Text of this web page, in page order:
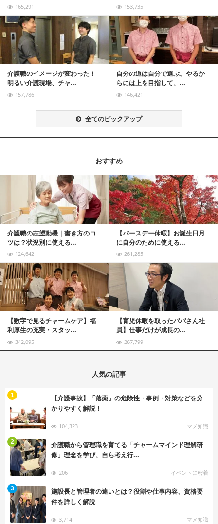
165,291 153,735
介護職のイメージが変わった！
明るい介護現場、チャ...
157,786
自分の道は自分で選ぶ。やるか
らには上を目指して、...
146,421
記事を読む
全てのピックアップ
おすすめ
介護職の志望動機｜書き方のコ
ツは？状況別に使える...
124,642
【バースデー休暇】お誕生日月
に自分のために使える...
261,285
記事を読む
【数字で見るチャームケア】福
利厚生の充実・スタッ...
342,095
【育児休暇を取ったパパさん社
員】仕事だけが成長の...
267,799
記事を読む
人気の記事
【介護事故】「落薬」の危険性・事例・対策などを分
かりやすく解説！
104,323 マメ知識
1
介護職から管理職を育てる「チャームマインド理解研
修」理念を学び、自ら考え行...
206 イベントに密着
2
施設長と管理者の違いとは？役割や仕事内容、資格要
件を詳しく解説
3,714 マメ知識
3